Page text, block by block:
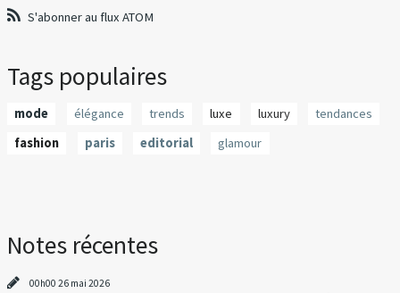
S'abonner au flux ATOM
Tags populaires
mode élégance trends luxe luxury
tendances
fashion
paris editorial glamour
Notes récentes
00h00 26 mai 2026